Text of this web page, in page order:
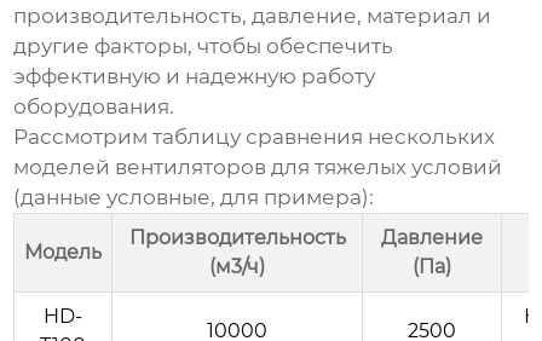
производительность, давление, материал и
другие факторы, чтобы обеспечить
эффективную и надежную работу
оборудования.
Рассмотрим таблицу сравнения нескольких
моделей вентиляторов для тяжелых условий
(данные условные, для примера):
Модель
Производительность
(м3/ч)
Давление
(Па)
HD-
10000 2500